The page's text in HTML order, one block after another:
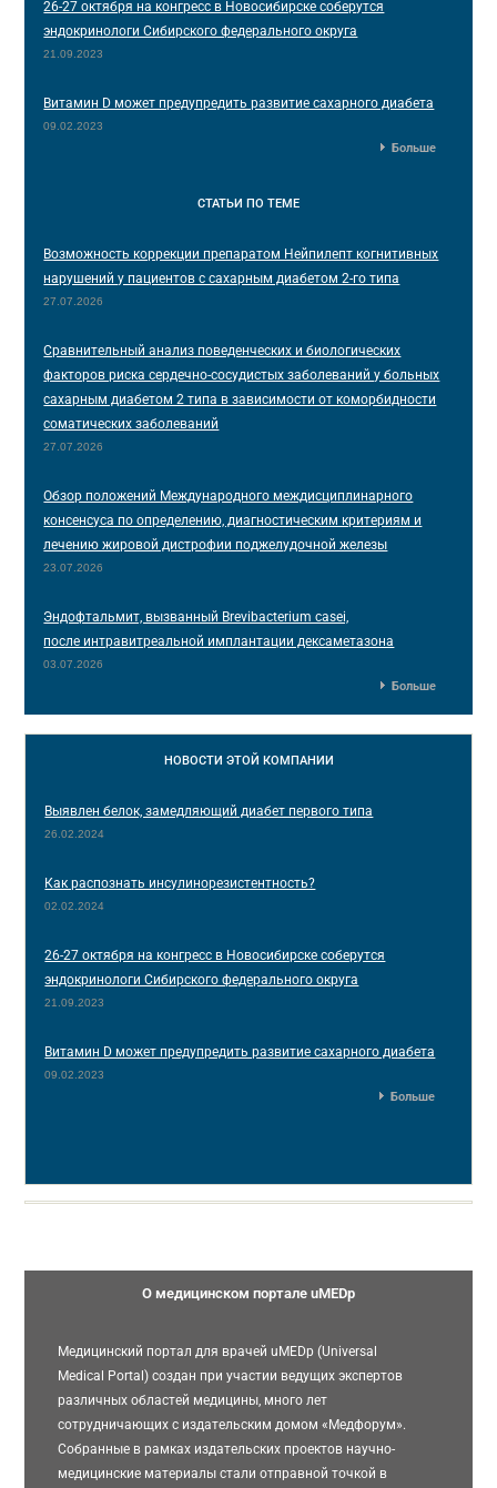
26-27 октября на конгресс в Новосибирске соберутся
эндокринологи Сибирского федерального округа
21.09.2023
Витамин D может предупредить развитие сахарного диабета
09.02.2023
Больше
СТАТЬИ ПО ТЕМЕ
Возможность коррекции препаратом Нейпилепт когнитивных
нарушений у пациентов с сахарным диабетом 2-го типа
27.07.2026
Сравнительный анализ поведенческих и биологических
факторов риска сердечно-сосудистых заболеваний у больных
сахарным диабетом 2 типа в зависимости от коморбидности
соматических заболеваний
27.07.2026
Обзор положений Международного междисциплинарного
консенсуса по определению, диагностическим критериям и
лечению жировой дистрофии поджелудочной железы
23.07.2026
Эндофтальмит, вызванный Brevibacterium casei,
после интравитреальной имплантации дексаметазона
03.07.2026
Больше
НОВОСТИ ЭТОЙ КОМПАНИИ
Выявлен белок, замедляющий диабет первого типа
26.02.2024
Как распознать инсулинорезистентность?
02.02.2024
26-27 октября на конгресс в Новосибирске соберутся
эндокринологи Сибирского федерального округа
21.09.2023
Витамин D может предупредить развитие сахарного диабета
09.02.2023
Больше
О медицинском портале uMEDp
Медицинский портал для врачей uMEDp (Universal
Medical Portal) создан при участии ведущих экспертов
различных областей медицины, много лет
сотрудничающих с издательским домом «Медфорум».
Собранные в рамках издательских проектов научно-
медицинские материалы стали отправной точкой в